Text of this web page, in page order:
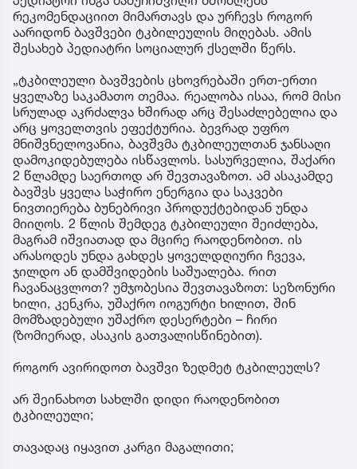
რეკომენდაციით მიმართავს და ურჩევს როგორ
აარიდონ ბავშვები ტკბილეულის მიღებას. ამის
შესახებ პედიატრი სოციალურ ქსელში წერს.
„ტკბილეული ბავშვების ცხოვრებაში ერთ-ერთი
ყველაზე საკამათო თემაა. რეალობა ისაა, რომ მისი
სრულად აკრძალვა ხშირად არც შესაძლებელია და
არც ყოველთვის ეფექტურია. ბევრად უფრო
მნიშვნელოვანია, ბავშვმა ტკბილეულთან ჯანსაღი
დამოკიდებულება ისწავლოს. სასურველია, შაქარი
2 წლამდე საერთოდ არ შევთავაზოთ. ამ ასაკამდე
ბავშვს ყველა საჭირო ენერგია და საკვები
ნივთიერება ბუნებრივი პროდუქტებიდან უნდა
მიიღოს. 2 წლის შემდეგ ტკბილეული შეიძლება,
მაგრამ იშვიათად და მცირე რაოდენობით. ის
არასოდეს უნდა გახდეს ყოველდღიური ჩვევა,
ჯილდო ან დამშვიდების საშუალება. რით
ჩავანაცვლოთ? უმჯობესია შევთავაზოთ: სეზონური
ხილი, კენკრა, უშაქრო იოგურტი ხილით, შინ
მომზადებული უშაქრო დესერტები – ჩირი
(ზომიერად, ასაკის გათვალისწინებით).
როგორ ავირიდოთ ბავშვი ზედმეტ ტკბილეულს?
არ შეინახოთ სახლში დიდი რაოდენობით
ტკბილეული;
თავადაც იყავით კარგი მაგალითი;